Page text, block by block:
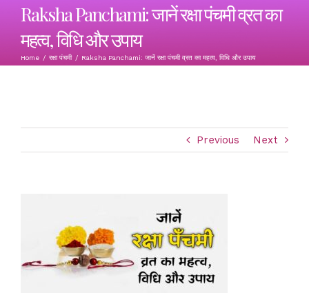
Raksha Panchami: जानें रक्षा पंचमी व्रत का
महत्व, विधि और उपाय
Home / रक्षा पंचमी / Raksha Panchami: जानें रक्षा पंचमी व्रत का महत्व, विधि और उपाय
Previous Next